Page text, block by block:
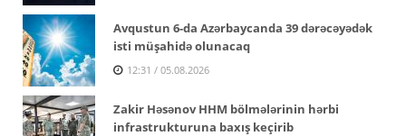
Avqustun 6-da Azərbaycanda 39 dərəcəyədək
isti müşahidə olunacaq
12:31 / 05.08.2026
Zakir Həsənov HHM bölmələrinin hərbi
infrastrukturuna baxış keçirib